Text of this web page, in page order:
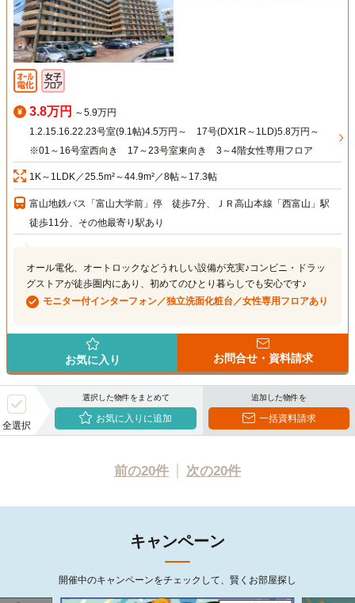
3.8万円 ～5.9万円
1.2.15.16.22.23号室(9.1帖)4.5万円～ 17号(DX1R～1LD)5.8万円～
※01～16号室西向き 17～23号室東向き 3～4階女性専用フロア
1K～1LDK／25.5m²～44.9m²／8帖～17.3帖
富山地鉄バス「富山大学前」停 徒歩7分、ＪＲ高山本線「西富山」駅
徒歩11分、その他最寄り駅あり
オール電化、オートロックなどうれしい設備が充実♪コンビニ・ドラッ
グストアが徒歩圏内にあり、初めてのひとり暮らしでも安心です♪
モニター付インターフォン／独立洗面化粧台／女性専用フロアあり
お気に入り お問合せ・資料請求
全選択
選択した物件をまとめて
お気に入りに追加
追加した物件を
一括資料請求
前の20件 次の20件
キャンペーン
開催中のキャンペーンをチェックして、賢くお部屋探し